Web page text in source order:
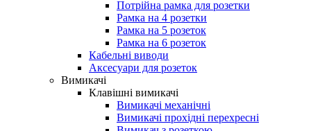
Потрійна рамка для розетки
Рамка на 4 розетки
Рамка на 5 розеток
Рамка на 6 розеток
Кабельні виводи
Аксесуари для розеток
Вимикачі
Клавішні вимикачі
Вимикачі механічні
Вимикачі прохідні перехресні